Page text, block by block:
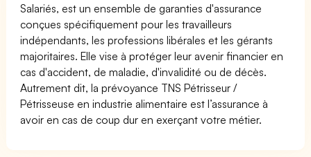
Salariés, est un ensemble de garanties d'assurance
conçues spécifiquement pour les travailleurs
indépendants, les professions libérales et les gérants
majoritaires. Elle vise à protéger leur avenir financier en
cas d'accident, de maladie, d'invalidité ou de décès.
Autrement dit, la prévoyance TNS Pétrisseur /
Pétrisseuse en industrie alimentaire est l’assurance à
avoir en cas de coup dur en exerçant votre métier.